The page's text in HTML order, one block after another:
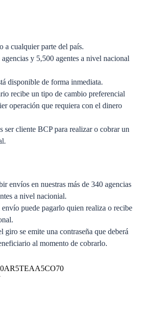
a cualquier parte del país.
y 5,500 agentes a nivel nacional
disponible de forma inmediata.
recibe un tipo de cambio preferencial
operación que requiera con el dinero
ser cliente BCP para realizar o cobrar un
envíos en nuestras más de 340 agencias
a nivel nacionial.
puede pagarlo quien realiza o recibe
giro se emite una contraseña que deberá
al momento de cobrarlo.
un giro